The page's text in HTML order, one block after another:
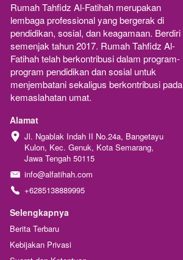
Rumah Tahfidz Al-Fatihah merupakan
lembaga professional yang bergerak di
pendidikan, sosial, dan keagamaan. Berdiri
semenjak tahun 2017. Rumah Tahfidz Al-
Fatihah telah berkontribusi dalam program-
program pendidikan dan sosial untuk
menjembatani sekaligus berkontribusi pada
kemaslahatan umat.
Alamat
Jl. Ngablak Indah II No.24a, Bangetayu
Kulon, Kec. Genuk, Kota Semarang,
Jawa Tengah 50115
info@alfatihah.com
+6285138889995
Selengkapnya
Berita Terbaru
Kebijakan Privasi